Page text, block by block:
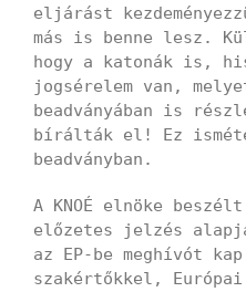
eljárást
más is benne lesz.
hogy a katonák is,
jogsérelem van,
beadványában is
bírálták el! Ez
beadványban.
A KNOÉ elnöke
előzetes jelzés
az EP-be meghívót
szakértőkkel,